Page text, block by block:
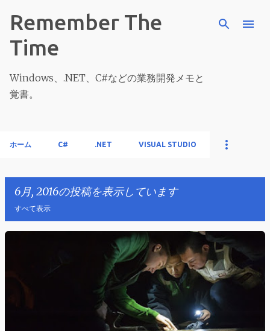
スキップしてメイン コンテンツに移動
Remember The
Time
Windows、.NET、C#などの業務開発メモと
覚書。
ホーム C# .NET VISUAL STUDIO
6月, 2016の投稿を表示しています
すべて表示